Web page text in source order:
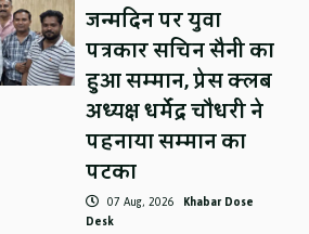
जन्मदिन पर युवा
पत्रकार सचिन सैनी का
हुआ सम्मान, प्रेस क्लब
अध्यक्ष धर्मेंद्र चौधरी ने
पहनाया सम्मान का
पटका
07 Aug, 2026 Khabar Dose
Desk